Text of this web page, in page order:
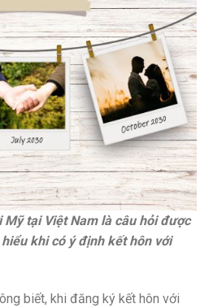
Mỹ tại Việt Nam là câu hỏi được
khi có ý định kết hôn với
biết, khi đăng ký kết hôn với